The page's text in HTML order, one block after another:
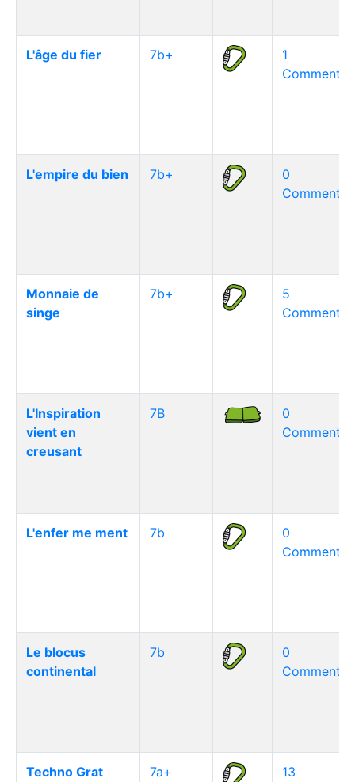
L'âge du fier 7b+
1
L'empire du bien 7b+
0
Monnaie de
singe
7b+
5
L'Inspiration
vient en
creusant
7B
0
L'enfer me ment 7b
0
Le blocus
continental
7b
0
Techno Grat 7a+
13